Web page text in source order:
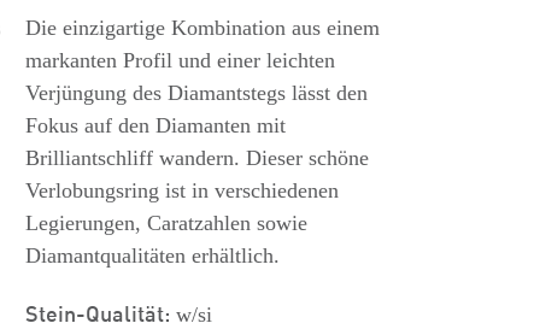
Die einzigartige Kombination aus einem
markanten Profil und einer leichten
Verjüngung des Diamantstegs lässt den
Fokus auf den Diamanten mit
Brilliantschliff wandern. Dieser schöne
Verlobungsring ist in verschiedenen
Legierungen, Caratzahlen sowie
Diamantqualitäten erhältlich.
Stein-Qualität: w/si